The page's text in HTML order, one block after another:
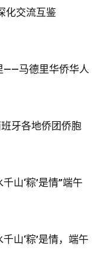
化交流互鉴
——马德里华侨华人
牙各地侨团侨胞
山‘粽’是情”端午
山‘粽’是情，端午